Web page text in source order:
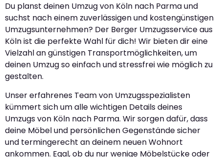
Du planst deinen Umzug von Köln nach Parma und
suchst nach einem zuverlässigen und kostengünstigen
Umzugsunternehmen? Der Berger Umzugsservice aus
Köln ist die perfekte Wahl für dich! Wir bieten dir eine
Vielzahl an günstigen Transportmöglichkeiten, um
deinen Umzug so einfach und stressfrei wie möglich zu
gestalten.
Unser erfahrenes Team von Umzugsspezialisten
kümmert sich um alle wichtigen Details deines
Umzugs von Köln nach Parma. Wir sorgen dafür, dass
deine Möbel und persönlichen Gegenstände sicher
und termingerecht an deinem neuen Wohnort
ankommen. Egal, ob du nur wenige Möbelstücke oder